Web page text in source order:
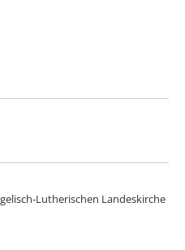
Lutherischen Landeskirche